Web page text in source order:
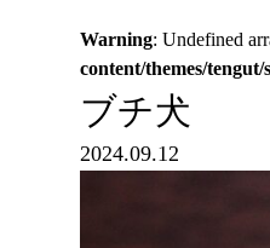
Warning: Undefined
content/themes/tengut/
ブチ犬
2024.09.12